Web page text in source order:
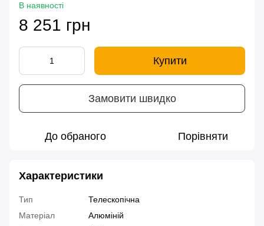
В наявності
8 251 грн
Купити
Замовити швидко
До обраного Порівняти
Характеристики
Тип
Телескопічна
Матеріал
Алюміній